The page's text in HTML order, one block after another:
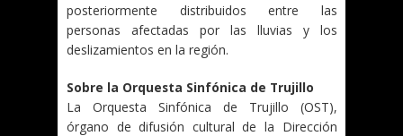
posteriormente distribuidos entre las
personas afectadas por las lluvias y los
deslizamientos en la región.
Sobre la Orquesta Sinfónica de Trujillo
La Orquesta Sinfónica de Trujillo (OST),
órgano de difusión cultural de la Dirección